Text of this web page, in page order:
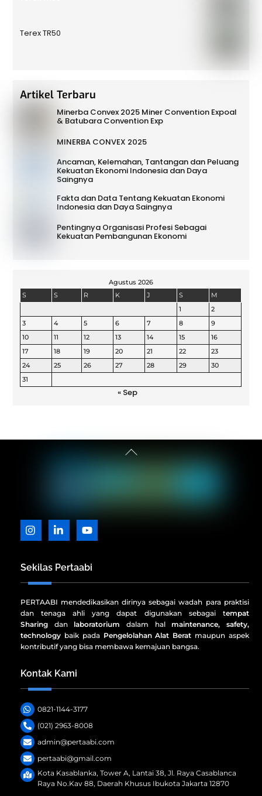
Terex TR50
Artikel Terbaru
Minerba Convex 2025 Miner Convention Expoal
& Batubara Convention Exp
MINERBA CONVEX 2025
Ancaman, Kelemahan, Tantangan dan Peluang
Kekuatan Ekonomi Indonesia dan Daya
Saingnya
Fakta dan Data Tentang Kekuatan Ekonomi
Indonesia dan Daya Saingnya
Pentingnya Organisasi Profesi Sebagai
Kekuatan Pembangunan Ekonomi
Agustus 2026
S
S R K J S
M
1
2
3
4 5 6 7 8
9
10
11 12 13 14 15
16
17
18 19 20 21 22
23
24
25 26 27 28 29
30
31
« Sep
Back
Icon
Icon
Icon
Sekilas Pertaabi
PERTAABI mendedikasikan dirinya sebagai wadah para praktisi
dan tenaga ahli yang dapat digunakan sebagai tempat
Sharing dan laboratorium dalam hal maintenance, safety,
technology baik pada Pengelolahan Alat Berat maupun aspek
kontributif yang bisa membawa kemajuan bangsa.
Kontak Kami
0821-1144-3177
(021) 2963-8008
admin@pertaabi.com
pertaabi@gmail.com
Kota Kasablanka, Tower A, Lantai 38, Jl. Raya Casablanca
Raya No.Kav 88, Daerah Khusus Ibukota Jakarta 12870